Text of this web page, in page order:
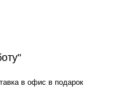
в офис в подарок